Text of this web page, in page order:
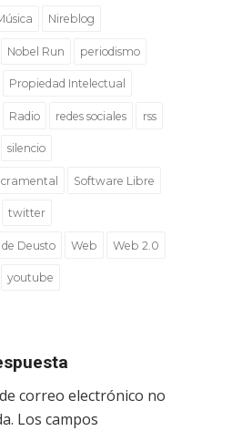
Nireblog
Nobel Run periodismo
Propiedad Intelectual
Radio redes sociales rss
silencio
Software Libre
twitter
Deusto Web Web 2.0
youtube
correo electrónico no
Los campos